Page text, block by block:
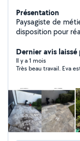
Présentation
Paysagiste de
disposition pour
Dernier avis
Il y a 1 mois
Très beau travail. Eva